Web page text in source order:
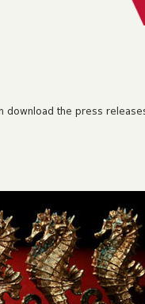
download the press